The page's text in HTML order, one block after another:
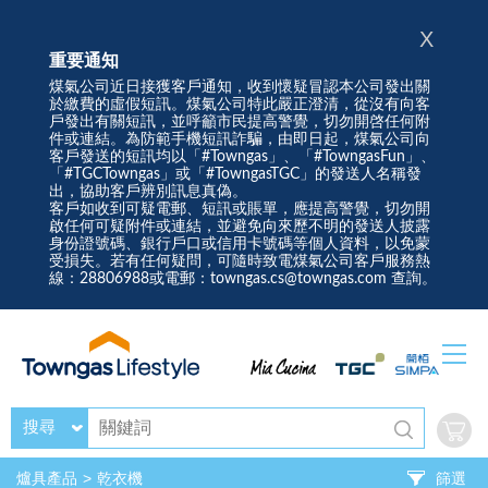
重要通知
煤氣公司近日接獲客戶通知，收到懷疑冒認本公司發出關
於繳費的虛假短訊。煤氣公司特此嚴正澄清，從沒有向客
戶發出有關短訊，並呼籲市民提高警覺，切勿開啓任何附
件或連結。為防範手機短訊詐騙，由即日起，煤氣公司向
客戶發送的短訊均以「#Towngas」、「#TowngasFun」、
「#TGCTowngas」或「#TowngasTGC」的發送人名稱發
出，協助客戶辨別訊息真偽。
客戶如收到可疑電郵、短訊或賬單，應提高警覺，切勿開
啟任何可疑附件或連結，並避免向來歷不明的發送人披露
身份證號碼、銀行戶口或信用卡號碼等個人資料，以免蒙
受損失。若有任何疑問，可隨時致電煤氣公司客戶服務熱
線：28806988或電郵：towngas.cs@towngas.com 查詢。
X
搜尋
爐具產品 乾衣機 篩選